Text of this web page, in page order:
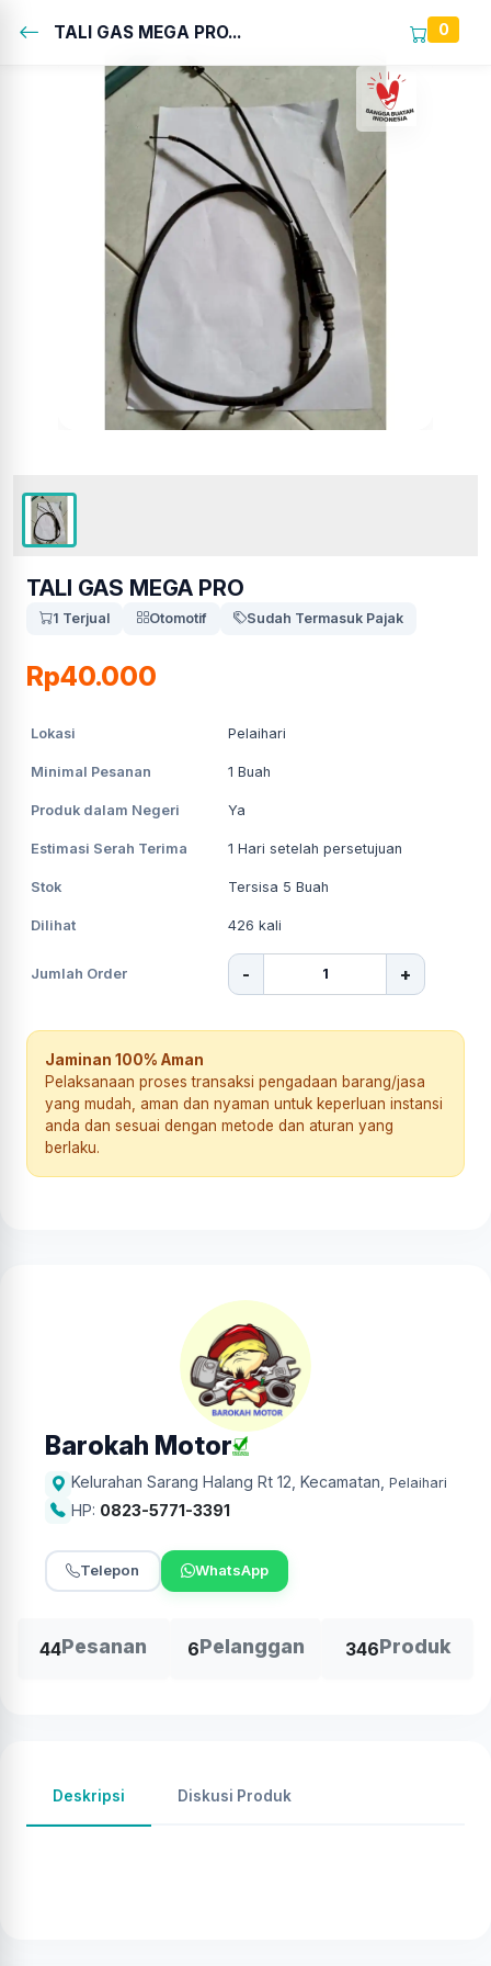
TALI GAS MEGA PRO... 0
TALI GAS MEGA PRO
1 Terjual Otomotif Sudah Termasuk Pajak
Rp40.000
Lokasi Pelaihari
Minimal Pesanan 1 Buah
Produk dalam Negeri Ya
Estimasi Serah Terima 1 Hari setelah persetujuan
Stok Tersisa 5 Buah
Dilihat 426 kali
Jumlah Order - +
Jaminan 100% Aman
Pelaksanaan proses transaksi pengadaan barang/jasa
yang mudah, aman dan nyaman untuk keperluan instansi
anda dan sesuai dengan metode dan aturan yang
berlaku.
Barokah Motor
Kelurahan Sarang Halang Rt 12, Kecamatan Pelaihari
HP: 0823-5771-3391
Telepon WhatsApp
44Pesanan 6Pelanggan 346Produk
Deskripsi Diskusi Produk